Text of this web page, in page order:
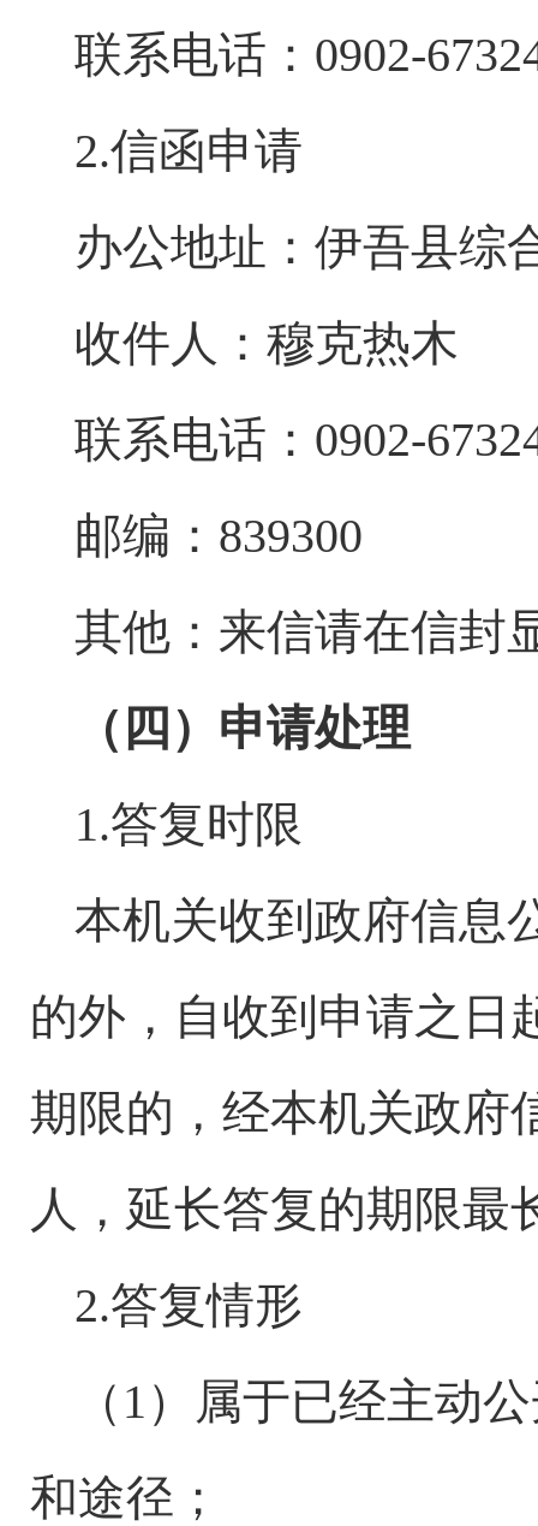
联系电话： 0902-
2.信函申请
办公地址：伊吾县综
收件人：穆克热木
联系电话： 0902-
邮编： 839300
其他：来信请在信封
（四）申请处理
1.答复时限
本机关收到政府信息
的外，自收到申请之日
期限的，经本机关政府
人，延长答复的期限最
2.答复情形
（ 1）属于已经主动
和途径；